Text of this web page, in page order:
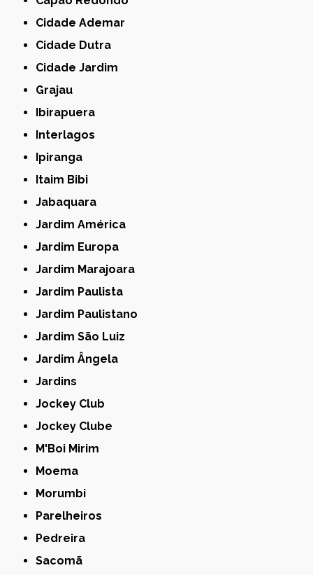
Cidade Ademar
Cidade Dutra
Cidade Jardim
Grajau
Ibirapuera
Interlagos
Ipiranga
Itaim Bibi
Jabaquara
Jardim América
Jardim Europa
Jardim Marajoara
Jardim Paulista
Jardim Paulistano
Jardim São Luiz
Jardim Ângela
Jardins
Jockey Club
Jockey Clube
M'Boi Mirim
Moema
Morumbi
Parelheiros
Pedreira
Sacomã